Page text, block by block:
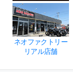
ネオファクトリー
リアル店舗